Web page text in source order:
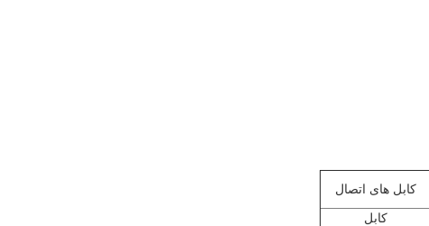
کابل های اتصال
کابل